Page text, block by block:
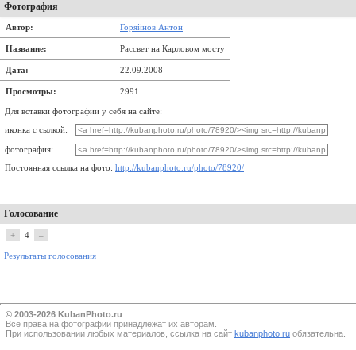
Фотография
Автор: Горяйнов Антон
Название: Рассвет на Карловом мосту
Дата: 22.09.2008
Просмотры: 2991
Для вставки фотографии у себя на сайте:
иконка с сылкой:
фотография:
Постоянная ссылка на фото: http://kubanphoto.ru/photo/78920/
Голосование
+ 4 –
Результаты голосования
© 2003-2026 KubanPhoto.ru
Все прaва на фотографии принадлежат их авторам.
При использовании любых материалов, ссылка на сайт kubanphoto.ru обязательна.